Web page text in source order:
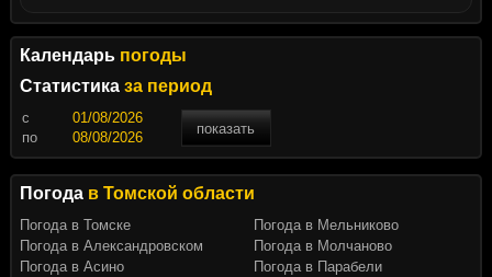
Календарь погоды
Статистика за период
c
показать
по
Погода в Томской области
Погода в Томске
Погода в Александровском
Погода в Асино
Погода в Мельниково
Погода в Молчаново
Погода в Парабели